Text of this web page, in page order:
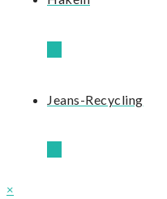
Jeans-Recycling
×